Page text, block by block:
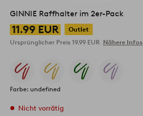
GINNIE Raffhalter im 2er-Pack
11.99 EUR
Outlet
Ursprünglicher Preis 19.99 EUR Nähere Infos
Farbe: undefined
Nicht vorrätig